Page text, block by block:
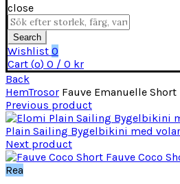
close
Search
for:
Search
Wishlist 0
Cart (o) 0 / 0 kr
Back
HemTrosor Fauve Emanuelle Short
Previous product
Plain Sailing Bygelbikini med
Next product
Fauve Coco
Rea